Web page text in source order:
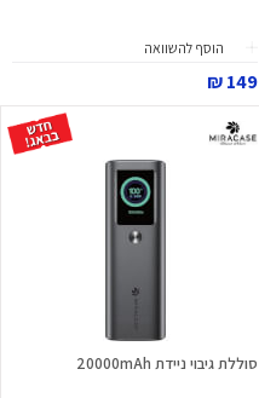
הוסף להשוואה
149 ₪
סוללת גיבוי ניידת 20000mAh